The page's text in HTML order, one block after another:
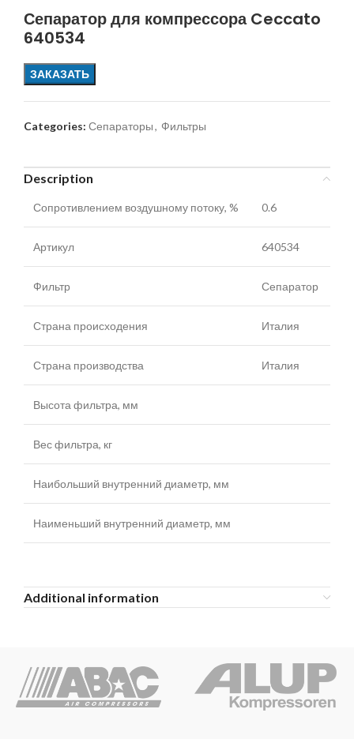
Сепаратор для компрессора Ceccato
640534
ЗАКАЗАТЬ
Categories: Сепараторы, Фильтры
Description
Сопротивлением воздушному потоку, % 0.6
Артикул 640534
Фильтр Сепаратор
Страна происходения Италия
Страна производства Италия
Высота фильтра, мм
Вес фильтра, кг
Наибольший внутренний диаметр, мм
Наименьший внутренний диаметр, мм
Additional information